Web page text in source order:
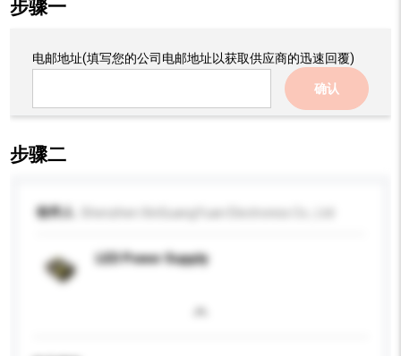
步骤一
电邮地址(填写您的公司电邮地址以获取供应商的迅速回覆)
确认
步骤二
收件人
LED Power Supply